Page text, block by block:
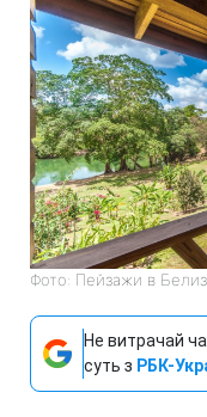
Фото: Пейзажи в
Не витрачай
суть з РБК-